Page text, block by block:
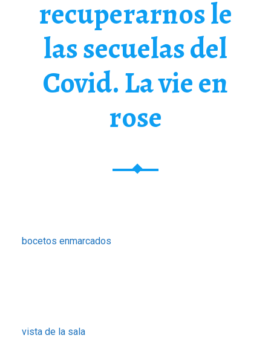
recuperarnos le
las secuelas del
Covid. La vie en
rose
bocetos enmarcados
vista de la sala